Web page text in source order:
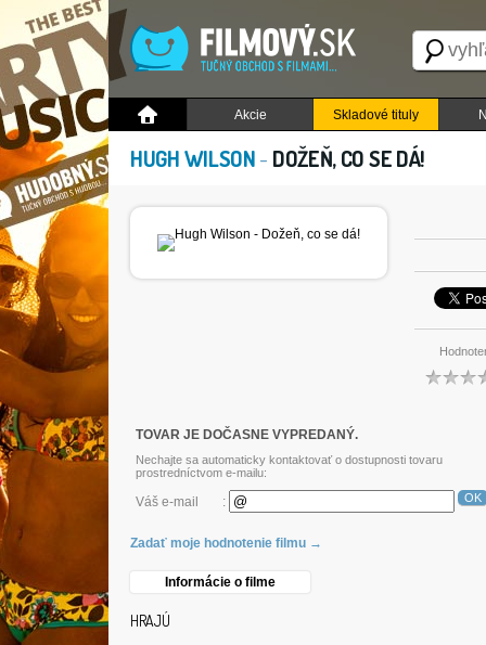
Akcie Skladové tituly
HUGH WILSON- DOŽEŇ, CO SE DÁ!
TOVAR JE DOČASNE VYPREDANÝ.
Nechajte sa automaticky kontaktovať o dostupnosti tovaru
prostredníctvom e-mailu:
Váš e-mail : OK
Zadať moje hodnotenie filmu →
Informácie o filme
HRAJÚ